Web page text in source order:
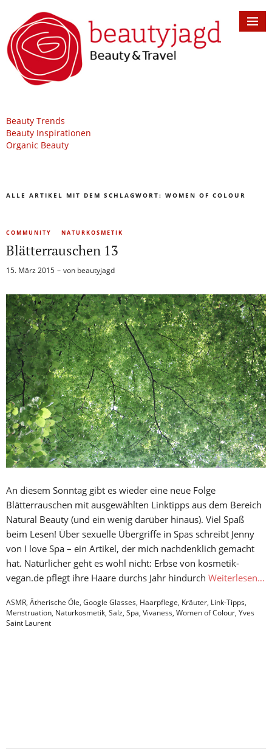
Beauty Trends
Beauty Inspirationen
Organic Beauty
ALLE ARTIKEL MIT DEM SCHLAGWORT: WOMEN OF COLOUR
COMMUNITY NATURKOSMETIK
Blätterrauschen 13
15. März 2015 von beautyjagd
An diesem Sonntag gibt es wieder eine neue Folge
Blätterrauschen mit ausgewählten Linktipps aus dem Bereich
Natural Beauty (und ein wenig darüber hinaus). Viel Spaß
beim Lesen! Über sexuelle Übergriffe in Spas schreibt Jenny
von I love Spa – ein Artikel, der mich nachdenklich gemacht
hat. Natürlicher geht es wohl nicht: Erbse von kosmetik-
vegan.de pflegt ihre Haare durchs Jahr hindurch Weiterlesen…
ASMR, Ätherische Öle, Google Glasses, Haarpflege, Kräuter, Link-Tipps,
Menstruation, Naturkosmetik, Salz, Spa, Vivaness, Women of Colour, Yves
Saint Laurent